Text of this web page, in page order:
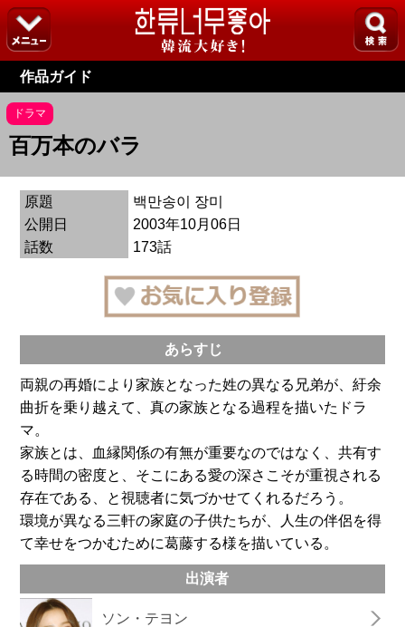
作品ガイド
ドラマ
百万本のバラ
原題
백만송이 장미
公開日
2003年10月06日
話数
173話
あらすじ
両親の再婚により家族となった姓の異なる兄弟が、紆余
曲折を乗り越えて、真の家族となる過程を描いたドラ
マ。
家族とは、血縁関係の有無が重要なのではなく、共有す
る時間の密度と、そこにある愛の深さこそが重視される
存在である、と視聴者に気づかせてくれるだろう。
環境が異なる三軒の家庭の子供たちが、人生の伴侶を得
て幸せをつかむために葛藤する様を描いている。
出演者
ソン・テヨン